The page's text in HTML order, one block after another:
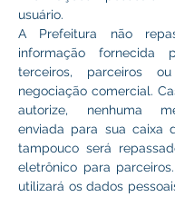
usuário.
A Prefeitura não
informação fornecida
terceiros, parceiros
negociação comercial.
autorize, nenhuma
enviada para sua caixa
tampouco será
eletrônico para
utilizará os dados